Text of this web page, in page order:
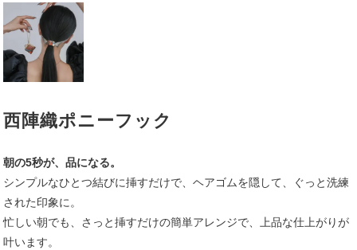
西陣織ポニーフック
朝の5秒が、品になる。
シンプルなひとつ結びに挿すだけで、ヘアゴムを隠して、ぐっと洗練
された印象に。
忙しい朝でも、さっと挿すだけの簡単アレンジで、上品な仕上がりが
叶います。